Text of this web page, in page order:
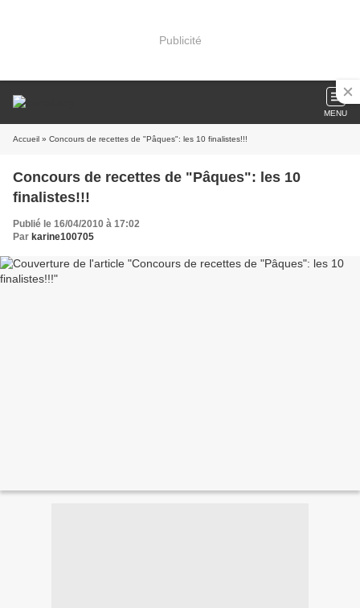
Publicité
MENU
Accueil » Concours de recettes de "Pâques": les 10 finalistes!!!
Concours de recettes de "Pâques": les 10
finalistes!!!
Publié le 16/04/2010 à 17:02
Par karine100705